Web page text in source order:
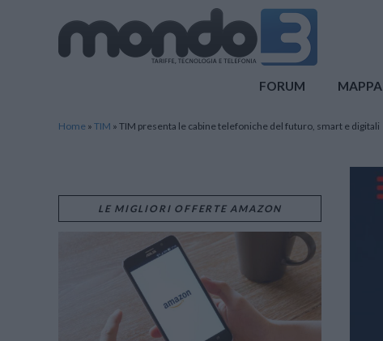
FORUM MAPPA
Home » TIM » TIM presenta le cabine telefoniche del futuro, smart e digitali
LE MIGLIORI OFFERTE AMAZON